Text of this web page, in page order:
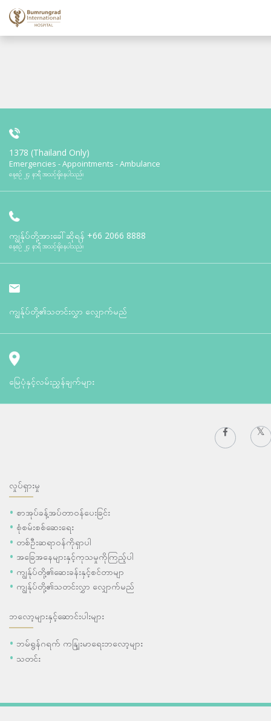
1378 (Thailand Only)
Emergencies - Appointments - Ambulance
နေ့စဉ် ၂၄ နာရီ အသင့်ရှိနေပါသည်။
ကျွန်ုပ်တို့အားခေါ်ဆိုရန် +66 2066 8888
နေ့စဉ် ၂၄ နာရီ အသင့်ရှိနေပါသည်။
ကျွန်ုပ်တို့၏သတင်းလွှာ လျှောက်မည်
မြေပုံနှင့်လမ်းညွှန်ချက်များ
လှုပ်ရှားမှု
စာအုပ်ခန့်အပ်တာဝန်ပေးခြင်း
စုံစမ်းစစ်ဆေးရေး
တစ်ဦးဆရာဝန်ကိုရှာပါ
အခြေအနေများနှင့်ကုသမှုကိုကြည့်ပါ
ကျွန်ုပ်တို့၏ဆေးခန်းနှင့်စင်တာမျာ
ကျွန်ုပ်တို့၏သတင်းလွှာ လျှောက်မည်
ဘလော့များနှင့်ဆောင်းပါးများ
ဘမ်ရွန်ဂရက် ကနျြးမာရေးဘလော့များ
သတင်း